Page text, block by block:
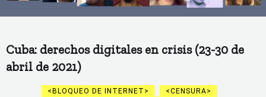
Cuba: derechos digitales en crisis (23-30 de
abril de 2021)
BLOQUEO DE INTERNET
CENSURA